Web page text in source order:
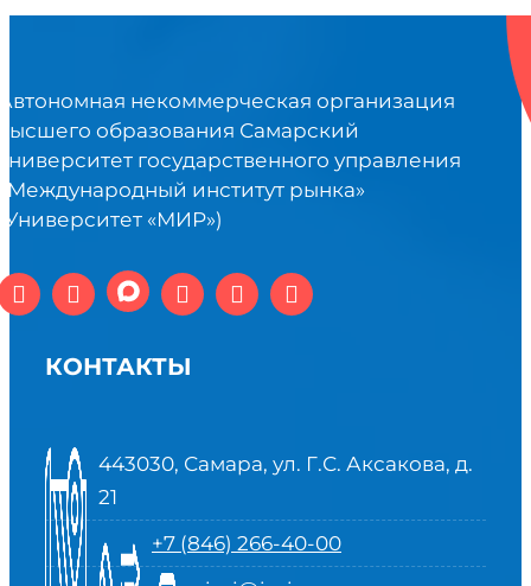
некоммерческая организация
образования Самарский
государственного управления
институт рынка»
«МИР»)
КОНТАКТЫ
443030, Самара, ул. Г.С. Аксакова, д.
21
+7 (846) 266-40-00